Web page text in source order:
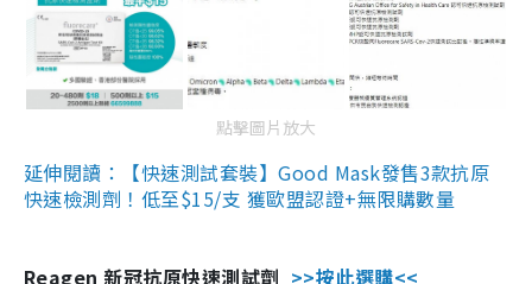
點擊圖片放大
延伸閱讀：【快速測試套裝】Good Mask發售3款抗原
快速檢測劑！低至$15/支 獲歐盟認證+無限購數量
Reagen 新冠抗原快速測試劑 >>按此選購<<